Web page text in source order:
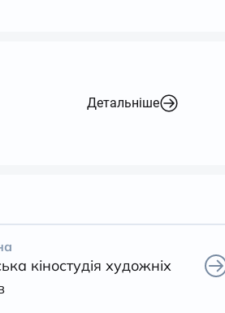
Детальніше
кіностудія художніх